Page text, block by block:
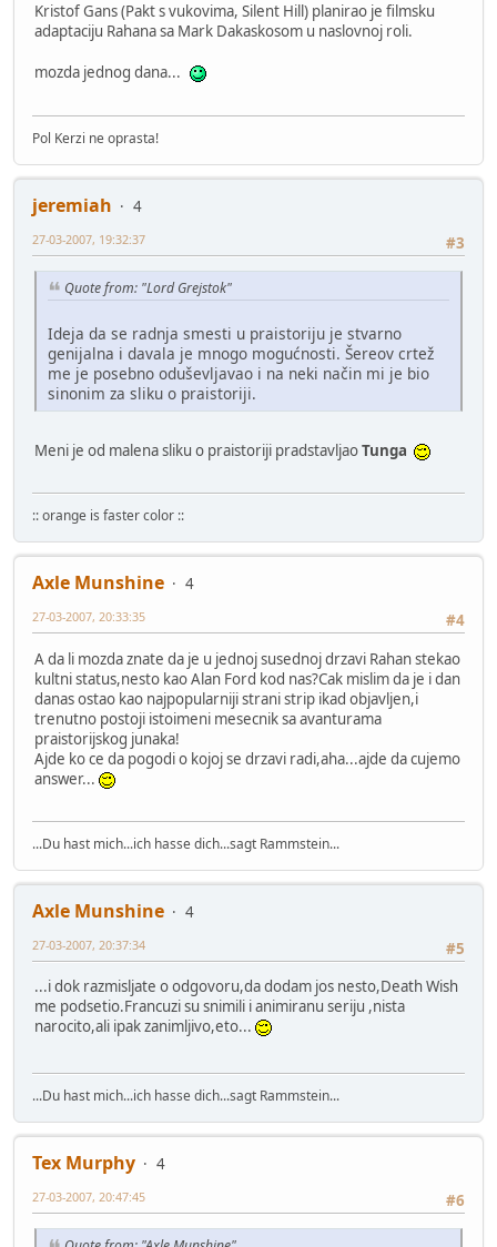
Kristof Gans (Pakt s vukovima, Silent Hill) planirao je filmsku
adaptaciju Rahana sa Mark Dakaskosom u naslovnoj roli.
mozda jednog dana...
Pol Kerzi ne oprasta!
jeremiah
4
#3
27-03-2007, 19:32:37
Quote from: "Lord Grejstok"
Ideja da se radnja smesti u praistoriju je stvarno
genijalna i davala je mnogo mogućnosti. Šereov crtež
me je posebno oduševljavao i na neki način mi je bio
sinonim za sliku o praistoriji.
Meni je od malena sliku o praistoriji pradstavljaoTunga
:: orange is faster color ::
Axle Munshine
4
#4
27-03-2007, 20:33:35
A da li mozda znate da je u jednoj susednoj drzavi Rahan stekao
kultni status,nesto kao Alan Ford kod nas?Cak mislim da je i dan
danas ostao kao najpopularniji strani strip ikad objavljen,i
trenutno postoji istoimeni mesecnik sa avanturama
praistorijskog junaka!
Ajde ko ce da pogodi o kojoj se drzavi radi,aha...ajde da cujemo
answer...
...Du hast mich...ich hasse dich...sagt Rammstein...
Axle Munshine
4
#5
27-03-2007, 20:37:34
...i dok razmisljate o odgovoru,da dodam jos nesto,Death Wish
me podsetio.Francuzi su snimili i animiranu seriju ,nista
narocito,ali ipak zanimljivo,eto...
...Du hast mich...ich hasse dich...sagt Rammstein...
Tex Murphy
4
#6
27-03-2007, 20:47:45